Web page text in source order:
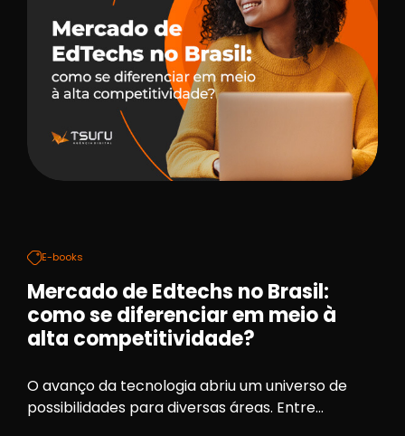
E-books
Mercado de Edtechs no Brasil:
como se diferenciar em meio à
alta competitividade?
O avanço da tecnologia abriu um universo de
possibilidades para diversas áreas. Entre...